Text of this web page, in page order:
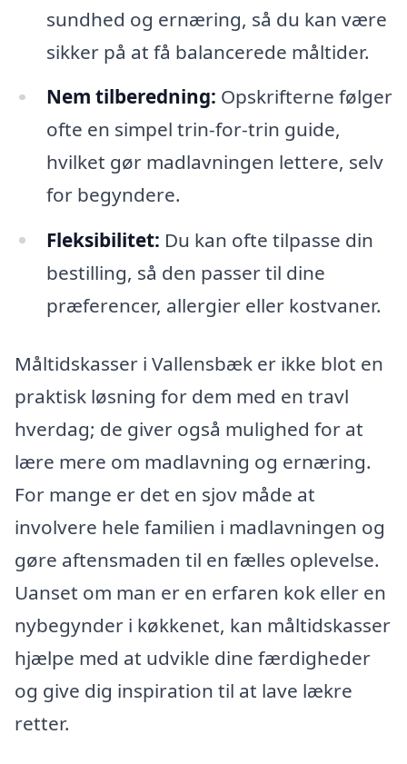
sundhed og ernæring, så du kan være
sikker på at få balancerede måltider.
Nem tilberedning: Opskrifterne følger
ofte en simpel trin-for-trin guide,
hvilket gør madlavningen lettere, selv
for begyndere.
Fleksibilitet: Du kan ofte tilpasse din
bestilling, så den passer til dine
præferencer, allergier eller kostvaner.
Måltidskasser i Vallensbæk er ikke blot en
praktisk løsning for dem med en travl
hverdag; de giver også mulighed for at
lære mere om madlavning og ernæring.
For mange er det en sjov måde at
involvere hele familien i madlavningen og
gøre aftensmaden til en fælles oplevelse.
Uanset om man er en erfaren kok eller en
nybegynder i køkkenet, kan måltidskasser
hjælpe med at udvikle dine færdigheder
og give dig inspiration til at lave lækre
retter.